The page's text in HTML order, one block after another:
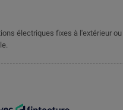
électriques fixes à l'extérieur